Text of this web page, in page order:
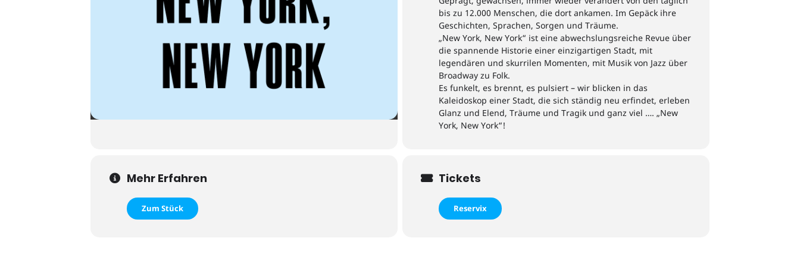
bis zu 12.000 Menschen, die dort ankamen. Im Gepäck ihre
Geschichten, Sprachen, Sorgen und Träume.
„New York, New York“ ist eine abwechslungsreiche Revue über
die spannende Historie einer einzigartigen Stadt, mit
legendären und skurrilen Momenten, mit Musik von Jazz über
Broadway zu Folk.
Es funkelt, es brennt, es pulsiert – wir blicken in das
Kaleidoskop einer Stadt, die sich ständig neu erfindet, erleben
Glanz und Elend, Träume und Tragik und ganz viel …. „New
York, New York“!
Mehr Erfahren
Zum Stück
Tickets
Reservix